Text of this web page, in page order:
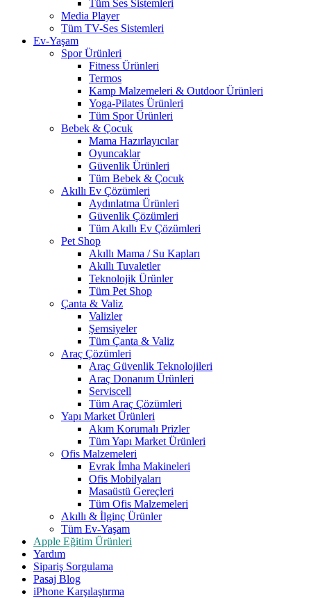
Tüm Ses Sistemleri
Media Player
Tüm TV-Ses Sistemleri
Ev-Yaşam
Spor Ürünleri
Fitness Ürünleri
Termos
Kamp Malzemeleri & Outdoor Ürünleri
Yoga-Pilates Ürünleri
Tüm Spor Ürünleri
Bebek & Çocuk
Mama Hazırlayıcılar
Oyuncaklar
Güvenlik Ürünleri
Tüm Bebek & Çocuk
Akıllı Ev Çözümleri
Aydınlatma Ürünleri
Güvenlik Çözümleri
Tüm Akıllı Ev Çözümleri
Pet Shop
Akıllı Mama / Su Kapları
Akıllı Tuvaletler
Teknolojik Ürünler
Tüm Pet Shop
Çanta & Valiz
Valizler
Şemsiyeler
Tüm Çanta & Valiz
Araç Çözümleri
Araç Güvenlik Teknolojileri
Araç Donanım Ürünleri
Serviscell
Tüm Araç Çözümleri
Yapı Market Ürünleri
Akım Korumalı Prizler
Tüm Yapı Market Ürünleri
Ofis Malzemeleri
Evrak İmha Makineleri
Ofis Mobilyaları
Masaüstü Gereçleri
Tüm Ofis Malzemeleri
Akıllı & İlginç Ürünler
Tüm Ev-Yaşam
Apple Eğitim Ürünleri
Yardım
Sipariş Sorgulama
Pasaj Blog
iPhone Karşılaştırma